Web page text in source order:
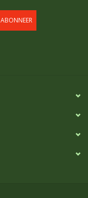
ABONNEER